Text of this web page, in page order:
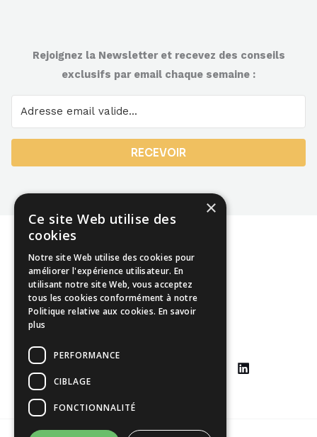
Rejoignez la Newsletter et recevez des conseils
exclusifs par email chaque semaine :
RECEVOIR
Mentions légales
CGU
×
Ce site Web utilise des
cookies
Notre site Web utilise des cookies pour
améliorer l'expérience utilisateur. En
utilisant notre site Web, vous acceptez
tous les cookies conformément à notre
Politique relative aux cookies. En savoir
plus
PERFORMANCE
CIBLAGE
FONCTIONNALITÉ